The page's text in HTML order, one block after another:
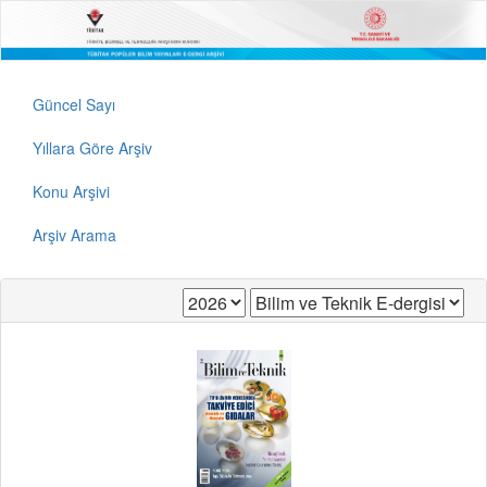
Güncel Sayı
Yıllara Göre Arşiv
Konu Arşivi
Arşiv Arama